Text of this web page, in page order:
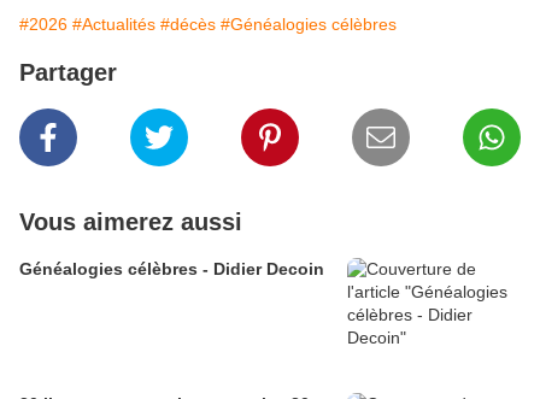
#2026 #Actualités #décès #Généalogies célèbres
Partager
Vous aimerez aussi
Généalogies célèbres - Didier Decoin